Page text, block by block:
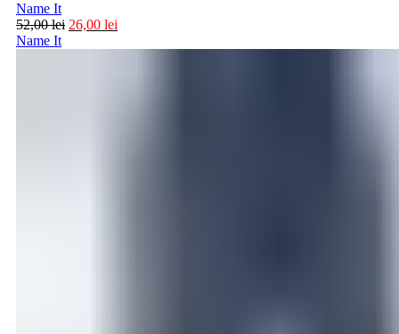
Name It
52,00lei 26,00 lei
Name It